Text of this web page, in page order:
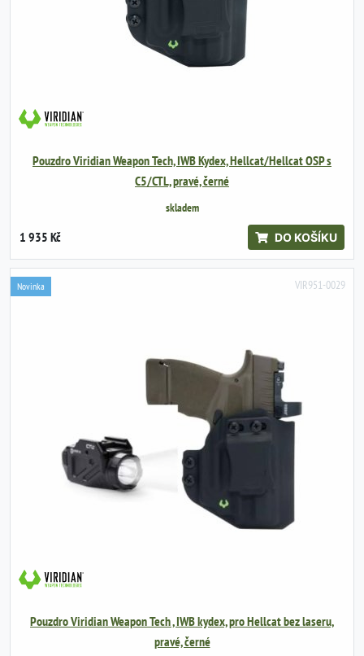
Pouzdro Viridian Weapon Tech, IWB Kydex, Hellcat/Hellcat OSP s
C5/CTL, pravé, černé
skladem
1 935 Kč DO KOŠÍKU
VIR951-0029
Novinka
Pouzdro Viridian Weapon Tech , IWB kydex, pro Hellcat bez laseru,
pravé, černé